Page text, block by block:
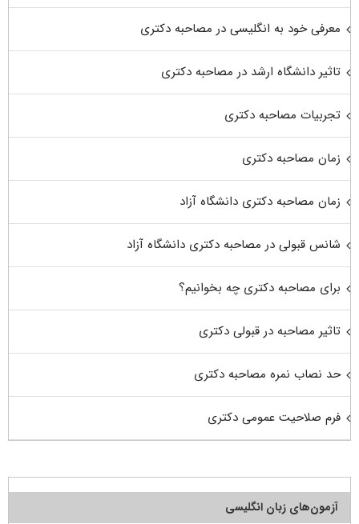
معرفی خود به انگلیسی در مصاحبه دکتری
تاثیر دانشگاه ارشد در مصاحبه دکتری
تجربیات مصاحبه دکتری
زمان مصاحبه دکتری
زمان مصاحبه دکتری دانشگاه آزاد
شانس قبولی در مصاحبه دکتری دانشگاه آزاد
برای مصاحبه دکتری چه بخوانیم؟
تاثیر مصاحبه در قبولی دکتری
حد نصاب نمره مصاحبه دکتری
فرم صلاحیت عمومی دکتری
آزمون‌های زبان انگلیسی